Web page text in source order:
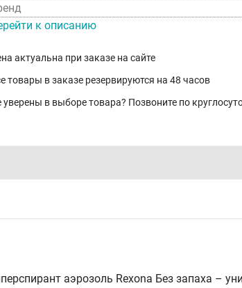
к описанию
актуальна при заказе на сайте
товары в заказе резервируются на 48 часов
уверены в выборе товара? Позвоните по
аэрозоль Rexona Без запаха –